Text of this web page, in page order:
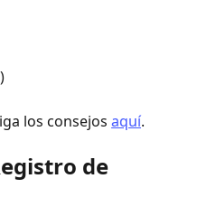
los consejos aquí.
de